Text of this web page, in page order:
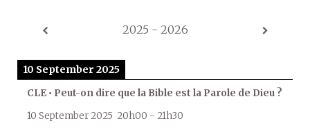
2025 - 2026
10 September 2025
CLE • Peut-on dire que la Bible est la Parole de Dieu ?
10 September 2025 20h00 - 21h30